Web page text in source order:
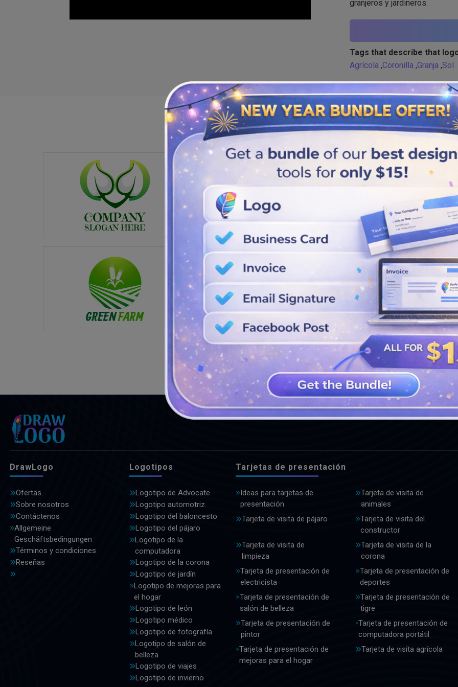
granjeros y jardineros.
Tags that describe that
Agrícola ,Coronilla ,Granja ,Sol
Similar logos
VER MÁS DISEÑOS
DrawLogo
Ofertas
Sobre nosotros
Contáctenos
Allgemeine
Geschäftsbedingungen
Términos y condiciones
Reseñas
Logotipos
Logotipo de Advocate
Logotipo automotriz
Logotipo del baloncesto
Logotipo del pájaro
Logotipo de la
computadora
Logotipo de la corona
Logotipo de jardín
Logotipo de mejoras para
el hogar
Logotipo de león
Logotipo médico
Logotipo de fotografía
Logotipo de salón de
belleza
Logotipo de viajes
Logotipo de invierno
Tarjetas de presentación
Ideas para tarjetas de
presentación
Tarjeta de visita de
animales
Tarjeta de visita de pájaro
Tarjeta de visita del
constructor
Tarjeta de visita de
limpieza
Tarjeta de visita de la
corona
Tarjeta de presentación de
electricista
Tarjeta de presentación de
deportes
Tarjeta de presentación de
salón de belleza
Tarjeta de presentación de
tigre
Tarjeta de presentación de
pintor
Tarjeta de presentación de
computadora portátil
Tarjeta de presentación de
mejoras para el hogar
Tarjeta de visita agrícola